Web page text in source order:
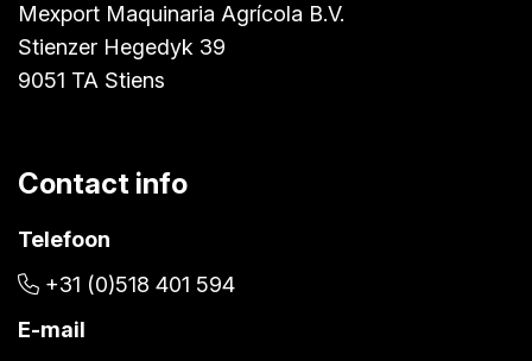
Mexport Maquinaria Agrícola B.V.
Stienzer Hegedyk 39
9051 TA Stiens
Contact info
Telefoon
+31 (0)518 401 594
E-mail